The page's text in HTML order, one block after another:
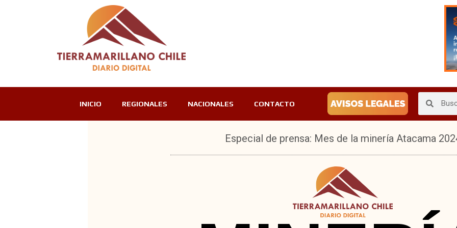
INICIO REGIONALES NACIONALES CONTACTO
Especial de prensa: Mes de la minería Atacama